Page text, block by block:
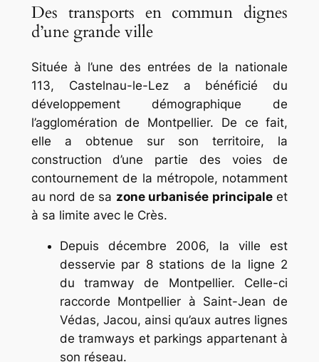
Des transports en commun dignes
d’une grande ville
Située à l’une des entrées de la nationale
113, Castelnau-le-Lez a bénéficié du
développement démographique de
l’agglomération de Montpellier. De ce fait,
elle a obtenue sur son territoire, la
construction d’une partie des voies de
contournement de la métropole, notamment
au nord de sa zone urbanisée principaleet
à sa limite avec le Crès.
Depuis décembre 2006, la ville est
desservie par 8 stations de la ligne 2
du tramway de Montpellier. Celle-ci
raccorde Montpellier à Saint-Jean de
Védas, Jacou, ainsi qu’aux autres lignes
de tramways et parkings appartenant à
son réseau.